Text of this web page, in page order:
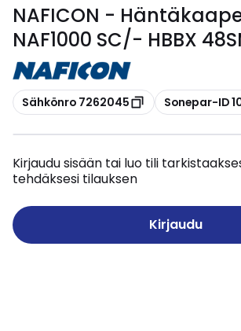
NAFICON -
NAF1000 SC/- HBBX
Kopioi
Sähkönro 7262045 Kopioi
Sonepar-ID
Kirjaudu sisään tai luo tili
tehdäksesi tilauksen
Kirjaudu